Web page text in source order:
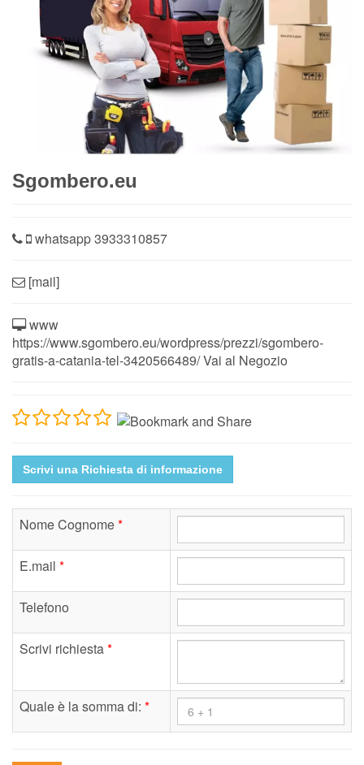
Sgombero.eu
whatsapp3933310857
[mail]
www
https://www.sgombero.eu/wordpress/prezzi/sgombero-
gratis-a-catania-tel-3420566489/ Vai al Negozio
Scrivi una Richiesta di informazione
Nome Cognome*
E.mail *
Telefono
Scrivi richiesta*
Quale è la somma di: *